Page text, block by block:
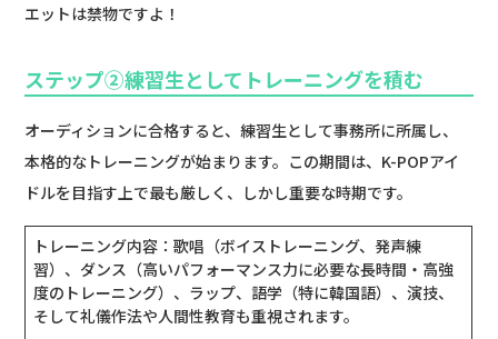
エットは禁物ですよ！
ステップ②練習生としてトレーニングを積む
オーディションに合格すると、練習生として事務所に所属し、
本格的なトレーニングが始まります。この期間は、K-POPアイ
ドルを目指す上で最も厳しく、しかし重要な時期です。
トレーニング内容：歌唱（ボイストレーニング、発声練
習）、ダンス（高いパフォーマンス力に必要な長時間・高強
度のトレーニング）、ラップ、語学（特に韓国語）、演技、
そして礼儀作法や人間性教育も重視されます。